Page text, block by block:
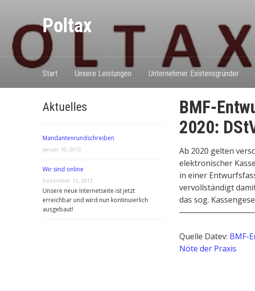
Poltax
Start Unsere Leistungen Unternehmer Existensgründer
Aktuelles
Mandantenrundschreiben
Januar 10, 2013
Wir sind online
Dezember 13, 2012
Unsere neue Internetseite ist jetzt
erreichbar und wird nun kontinuierlich
ausgebaut!
BMF-
2020:
Ab 2020 gelten
elektronischer
in einer
vervollständigt
das sog.
Quelle Datev: BMF-
Nöte der Praxis